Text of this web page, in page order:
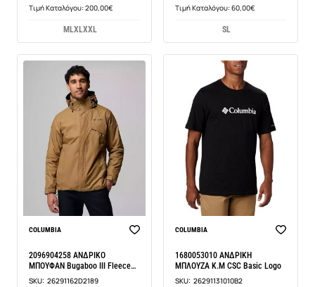
Τιμή Καταλόγου: 200,00€
MLXLXXL
Τιμή Καταλόγου: 60,00€
SL
COLUMBIA
2096904258 ΑΝΔΡΙΚΟ
ΜΠΟΥΦΑΝ Bugaboo III Fleece
Inte
SKU: 26291162D2189
COLUMBIA
1680053010 ΑΝΔΡΙΚΗ
ΜΠΛΟΥΖΑ Κ.Μ CSC Basic Logο
SKU: 26291131010B2